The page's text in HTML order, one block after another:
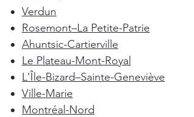
Verdun
Rosemont–La Petite-Patrie
Ahuntsic-Cartierville
Le Plateau-Mont-Royal
L'Île-Bizard–Sainte-Geneviève
Ville-Marie
Montréal-Nord